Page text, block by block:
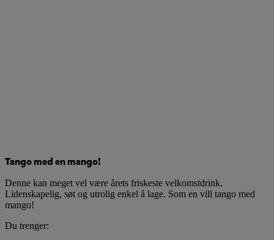
Tango med en mango!
Denne kan meget vel være årets friskeste velkomstdrink.
Lidenskapelig, søt og utrolig enkel å lage. Som en vill tango med
mango!
Du trenger: